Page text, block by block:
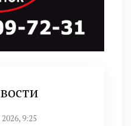
2026, 9:25